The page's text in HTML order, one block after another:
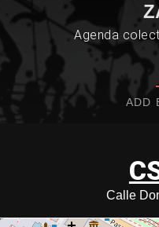
Agenda
ADD
Calle